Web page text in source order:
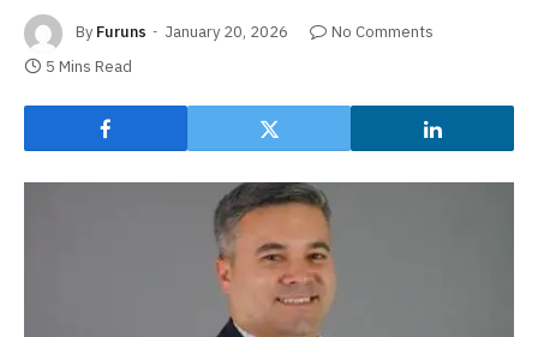
By Furuns January 20, 2026
No Comments
5 Mins Read